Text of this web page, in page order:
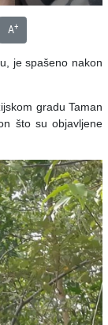
A+
je spašeno nakon
gradu Taman
što su objavljene